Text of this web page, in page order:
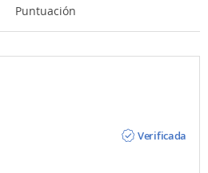
Puntuación
Verificada